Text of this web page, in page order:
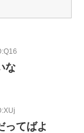
な
ってばよ